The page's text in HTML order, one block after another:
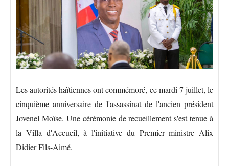
Les autorités haïtiennes ont commémoré, ce mardi 7 juillet, le
cinquième anniversaire de l'assassinat de l'ancien président
Jovenel Moïse. Une cérémonie de recueillement s'est tenue à
la Villa d'Accueil, à l'initiative du Premier ministre Alix
Didier Fils-Aimé.